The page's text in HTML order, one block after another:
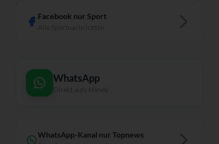
Facebook nur Sport
WhatsApp
WhatsApp-Kanal nur Topnews